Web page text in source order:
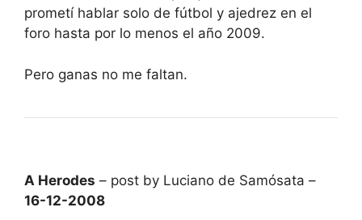
prometí hablar solo de fútbol y ajedrez en el
foro hasta por lo menos el año 2009.
Pero ganas no me faltan.
A Herodes – post by Luciano de Samósata –
16-12-2008